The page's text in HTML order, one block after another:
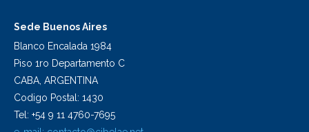
Sede Buenos Aires
Blanco Encalada 1984
Piso 1ro Departamento C
CABA, ARGENTINA
Codigo Postal: 1430
Tel: +54 9 11 4760-7695